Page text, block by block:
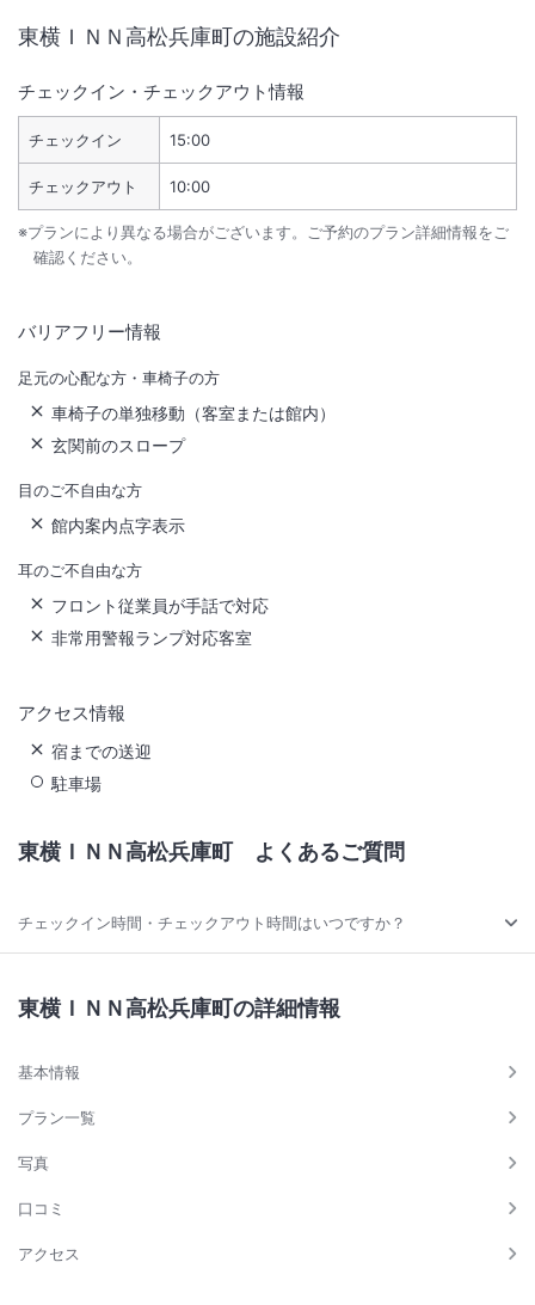
東横ＩＮＮ高松兵庫町の施設紹介
チェックイン・チェックアウト情報
チェックイン 15:00
チェックアウト 10:00
※プランにより異なる場合がございます。ご予約のプラン詳細情報をご
確認ください。
バリアフリー情報
足元の心配な方・車椅子の方
車椅子の単独移動（客室または館内）
玄関前のスロープ
目のご不自由な方
館内案内点字表示
耳のご不自由な方
フロント従業員が手話で対応
非常用警報ランプ対応客室
アクセス情報
宿までの送迎
駐車場
東横ＩＮＮ高松兵庫町よくあるご質問
チェックイン時間・チェックアウト時間はいつですか？
東横ＩＮＮ高松兵庫町の詳細情報
基本情報
プラン一覧
写真
口コミ
アクセス